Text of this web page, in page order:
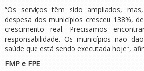
“Os serviços têm sido ampliados,
despesa dos municípios cresceu 138%,
crescimento real. Precisamos
responsabilidade. Os municípios não
saúde que está sendo executada hoje”,
FMP e FPE